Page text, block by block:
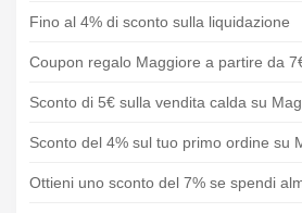
Fino al 4% di sconto sulla liquidazione
Coupon regalo Maggiore a partire da
Sconto di 5€ sulla vendita calda su
Sconto del 4% sul tuo primo ordine su
Ottieni uno sconto del 7% se spendi